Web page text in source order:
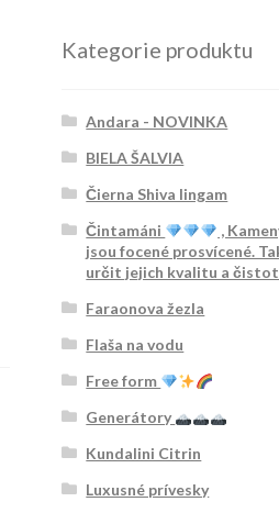
Kategorie produktu
Andara - NOVINKA
BIELA ŠALVIA
Čierna Shiva lingam
Čintamáni
,
jsou focené prosvícené.
určit jejich kvalitu a
Faraonova žezla
Flaša na vodu
Free form
Generátory
Kundalini Citrin
Luxusné prívesky